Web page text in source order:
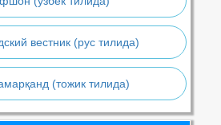
вестник (рус тилида)
(тожик тилида)